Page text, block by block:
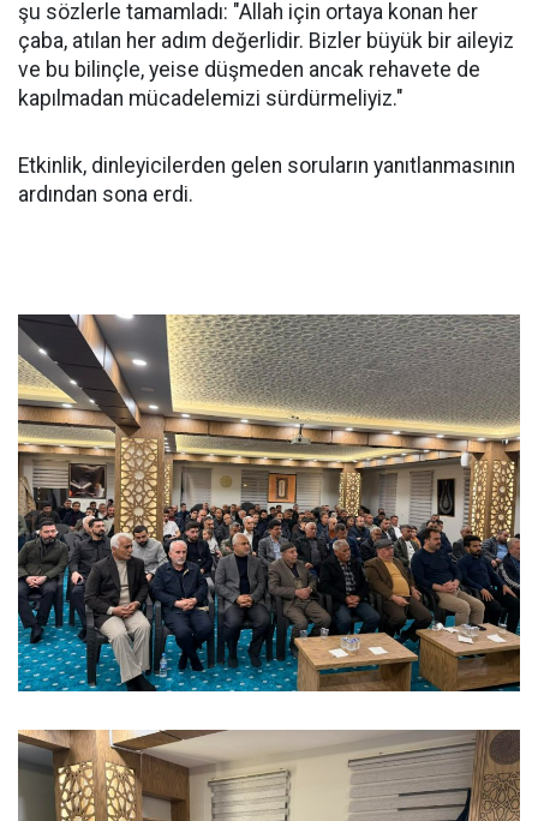
şu sözlerle tamamladı: "Allah için ortaya konan her
çaba, atılan her adım değerlidir. Bizler büyük bir aileyiz
ve bu bilinçle, yeise düşmeden ancak rehavete de
kapılmadan mücadelemizi sürdürmeliyiz."
Etkinlik, dinleyicilerden gelen soruların yanıtlanmasının
ardından sona erdi.